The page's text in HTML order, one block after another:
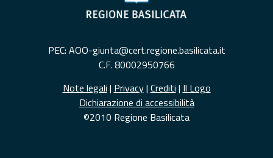
PEC: AOO-giunta@cert.regione.basilicata.it
C.F. 80002950766
Note legali | Privacy| Crediti | Il Logo
Dichiarazione di accessibilità
©2010 Regione Basilicata